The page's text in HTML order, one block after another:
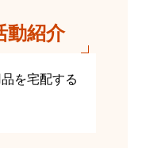
動紹介
を宅配する